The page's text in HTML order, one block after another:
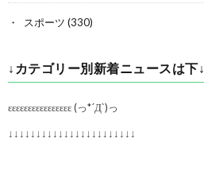
スポーツ (330)
↓カテゴリー別新着ニュースは下↓
εεεεεεεεεεεεεεεε (っ*´Д`)っ
↓↓↓↓↓↓↓↓↓↓↓↓↓↓↓↓↓↓↓↓↓↓↓